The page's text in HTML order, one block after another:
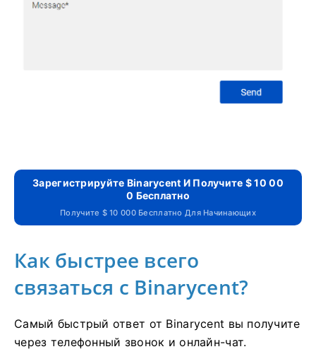
Зарегистрируйте Binarycent И Получите $ 10 00
0 Бесплатно
Получите $ 10 000 Бесплатно Для Начинающих
Как быстрее всего
связаться с Binarycent?
Самый быстрый ответ от Binarycent вы получите
через телефонный звонок и онлайн-чат.